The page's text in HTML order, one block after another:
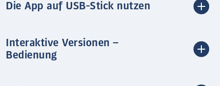
Die App auf USB-Stick nutzen
Interaktive Versionen –
Bedienung